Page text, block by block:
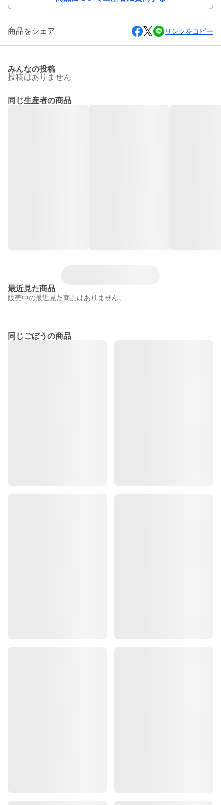
商品をシェア リンクをコピー
みんなの投稿
投稿はありません
同じ生産者の商品
最近見た商品
販売中の最近見た商品はありません。
同じごぼうの商品